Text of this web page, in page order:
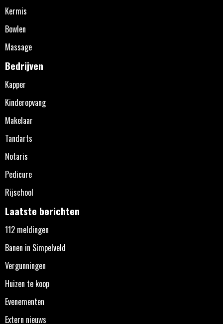
Kermis
Bowlen
Massage
Bedrijven
Kapper
Kinderopvang
Makelaar
Tandarts
Notaris
Pedicure
Rijschool
Laatste berichten
112 meldingen
Banen in Simpelveld
Vergunningen
Huizen te koop
Evenementen
Extern nieuws